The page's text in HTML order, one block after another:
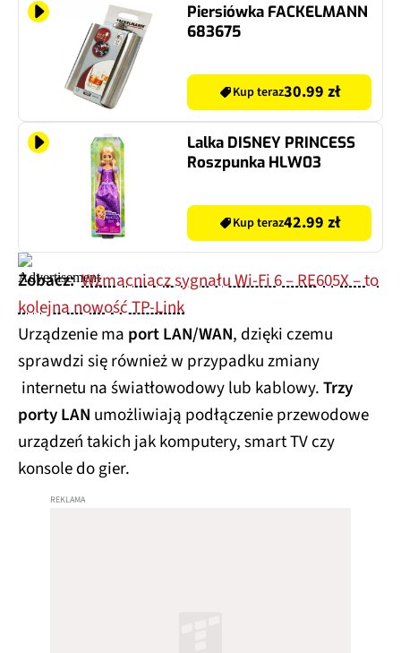
Piersiówka FACKELMANN
683675
Kup teraz30.99 zł
Lalka DISNEY PRINCESS
Roszpunka HLW03
Kup teraz42.99 zł
Zobacz:Wzmacniacz sygnału Wi-Fi 6 – RE605X – to
kolejna nowość TP-Link
Urządzenie ma port LAN/WAN, dzięki czemu
sprawdzi się również w przypadku zmiany
internetu na światłowodowy lub kablowy.Trzy
porty LAN umożliwiają podłączenie przewodowe
urządzeń takich jak komputery, smart TV czy
konsole do gier.